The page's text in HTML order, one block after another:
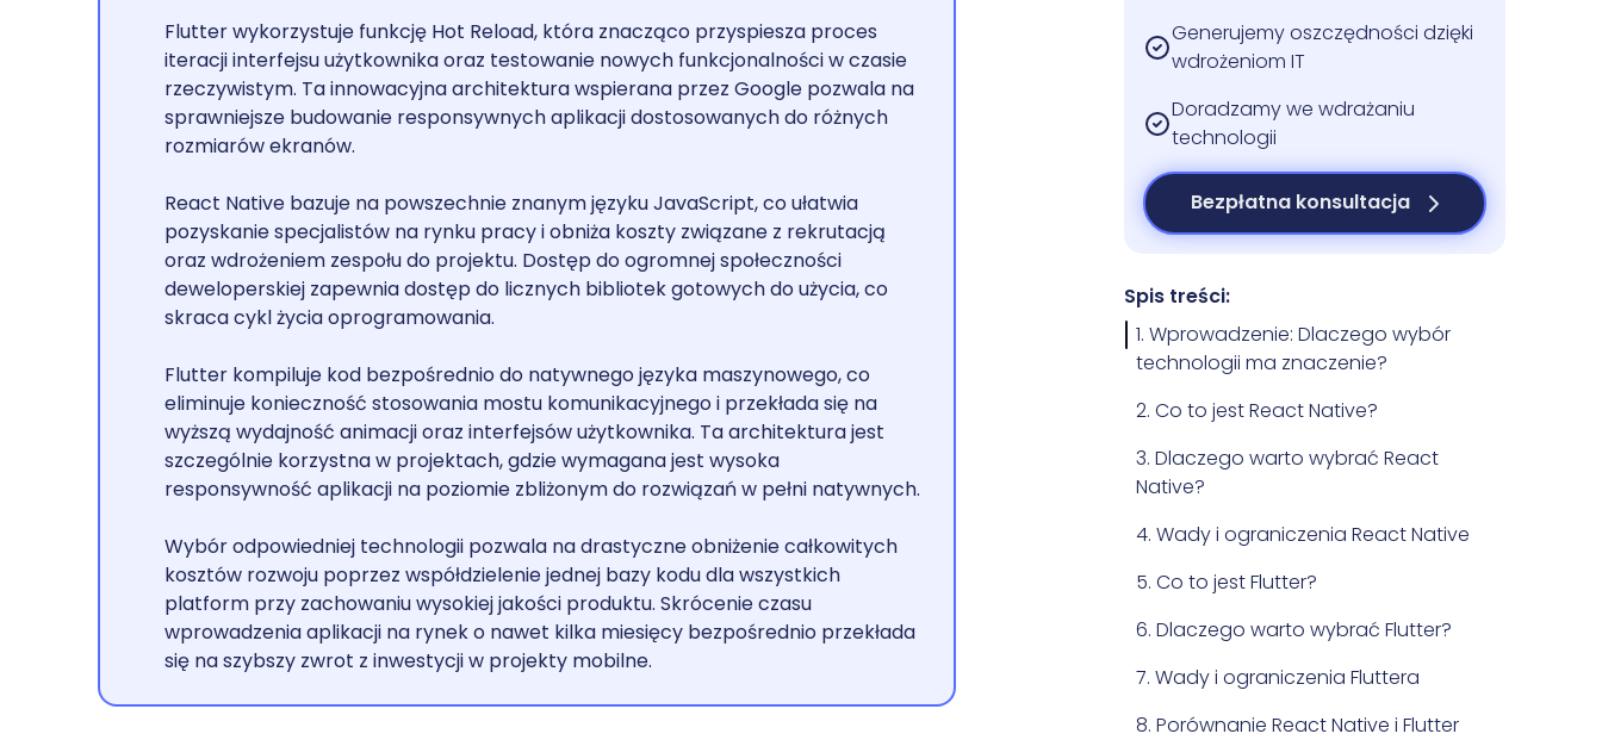
Flutter wykorzystuje funkcję Hot Reload, która znacząco przyspiesza proces
iteracji interfejsu użytkownika oraz testowanie nowych funkcjonalności w czasie
rzeczywistym. Ta innowacyjna architektura wspierana przez Google pozwala na
sprawniejsze budowanie responsywnych aplikacji dostosowanych do różnych
rozmiarów ekranów.
React Native bazuje na powszechnie znanym języku JavaScript, co ułatwia
pozyskanie specjalistów na rynku pracy i obniża koszty związane z rekrutacją
oraz wdrożeniem zespołu do projektu. Dostęp do ogromnej społeczności
deweloperskiej zapewnia dostęp do licznych bibliotek gotowych do użycia, co
skraca cykl życia oprogramowania.
Flutter kompiluje kod bezpośrednio do natywnego języka maszynowego, co
eliminuje konieczność stosowania mostu komunikacyjnego i przekłada się na
wyższą wydajność animacji oraz interfejsów użytkownika. Ta architektura jest
szczególnie korzystna w projektach, gdzie wymagana jest wysoka
responsywność aplikacji na poziomie zbliżonym do rozwiązań w pełni natywnych.
Wybór odpowiedniej technologii pozwala na drastyczne obniżenie całkowitych
kosztów rozwoju poprzez współdzielenie jednej bazy kodu dla wszystkich
platform przy zachowaniu wysokiej jakości produktu. Skrócenie czasu
wprowadzenia aplikacji na rynek o nawet kilka miesięcy bezpośrednio przekłada
się na szybszy zwrot z inwestycji w projekty mobilne.
Generujemy oszczędności dzięki
wdrożeniom IT
Doradzamy we wdrażaniu
technologii
Bezpłatna konsultacja
Spis treści:
1. Wprowadzenie: Dlaczego wybór
technologii ma znaczenie?
2. Co to jest React Native?
3. Dlaczego warto wybrać React
Native?
4. Wady i ograniczenia React Native
5. Co to jest Flutter?
6. Dlaczego warto wybrać Flutter?
7. Wady i ograniczenia Fluttera
8. Porównanie React Native i Flutter